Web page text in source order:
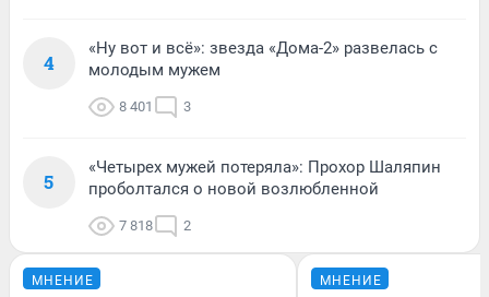
4
«Ну вот и всё»: звезда «Дома-2» развелась с
молодым мужем
8 401 3
5
«Четырех мужей потеряла»: Прохор Шаляпин
проболтался о новой возлюбленной
7 818 2
МНЕНИЕ МНЕНИЕ